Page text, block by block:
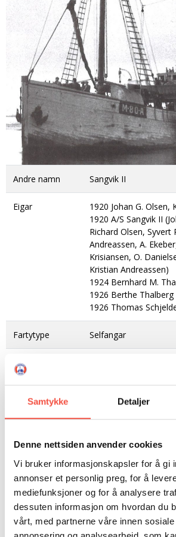
Samtykke Detaljer
Denne nettsiden anvender cookies
Vi bruker informasjonskapsler for å gi
annonser et personlig preg, for å
mediefunksjoner og for å analysere
dessuten informasjon om hvordan du
vårt, med partnerne våre innen sosiale
PERSONVERNERKLÆRING
ISHAVSQUIZ
FORTELLINGAR
KONTAKT
OPNINGSTIDER
Andre namn Sangvik II
Eigar
1920 Johan G. Olsen,
1920 A/S Sangvik II
Richard Olsen, Syvert
Andreassen, A.
Krisiansen, O.
Kristian Andreassen)
1924 Bernhard M.
1926 Berthe Thalberg
1926 Thomas
Fartytype Selfangar
Reg. merke
Heimehamn Kristiansand - Ålesund
Byggeår 1920
Byggematerial Tre
Mål i lengde,
byggeår
101 fot